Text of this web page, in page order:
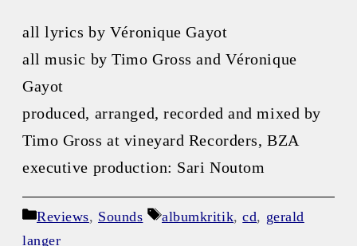
all lyrics by Véronique Gayot
all music by Timo Gross and Véronique
Gayot
produced, arranged, recorded and mixed by
Timo Gross at vineyard Recorders, BZA
executive production: Sari Noutom
Kategorien
Reviews, Sounds Schlagwörter
albumkritik,cd, gerald
langer